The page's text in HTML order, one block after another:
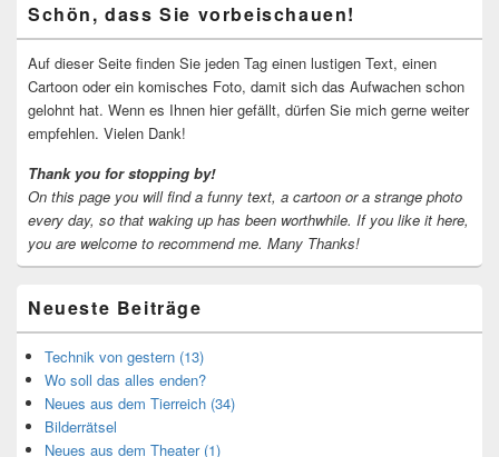
Seitenleisten-
Widgetbereich
Schön, dass Sie vorbeischauen!
Auf dieser Seite finden Sie jeden Tag einen lustigen Text, einen
Cartoon oder ein komisches Foto, damit sich das Aufwachen schon
gelohnt hat. Wenn es Ihnen hier gefällt, dürfen Sie mich gerne weiter
empfehlen. Vielen Dank!
Thank you for stopping by!
On this page you will find a funny text, a cartoon or a strange photo
every day, so that waking up has been worthwhile. If you like it here,
you are welcome to recommend me. Many Thanks!
Neueste Beiträge
Technik von gestern (13)
Wo soll das alles enden?
Neues aus dem Tierreich (34)
Bilderrätsel
Neues aus dem Theater (1)